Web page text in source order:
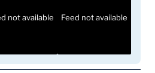
not available Feed not available